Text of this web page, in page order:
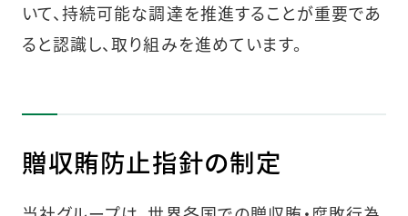
いて、持続可能な調達を推進することが重要であ
ると認識し、取り組みを進めています。
贈収賄防止指針の制定